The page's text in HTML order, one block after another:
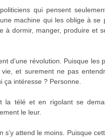
qui pensent
machine qui les oblige à se
à dormir, manger, produire et
d’une révolution. Puisque les
et surement ne pas
intéresse ? Personne.
la télé et en rigolant se
le leur.
s’y attend le moins. Puisque